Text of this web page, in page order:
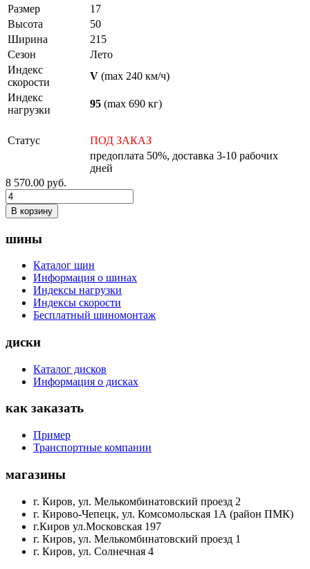
Размер
17
Высота
50
Ширина
215
Сезон
Лето
Индекс
скорости
V (max 240 км/ч)
Индекс
нагрузки
95 (max 690 кг)
Статус
ПОД ЗАКАЗ
предоплата 50%, доставка 3-10 рабочих
дней
8 570.00 руб.
В корзину
шины
Каталог шин
Информация о шинах
Индексы нагрузки
Индексы скорости
Бесплатный шиномонтаж
диски
Каталог дисков
Информация о дисках
как заказать
Пример
Транспортные компании
магазины
г. Киров, ул. Мелькомбинатовский проезд 2
г. Кирово-Чепецк, ул. Комсомольская 1А (район ПМК)
г.Киров ул.Московская 197
г. Киров, ул. Мелькомбинатовский проезд 1
г. Киров, ул. Солнечная 4